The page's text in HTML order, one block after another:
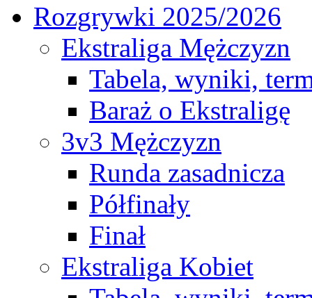
Rozgrywki 2025/2026
Ekstraliga Mężczyzn
Tabela, wyniki,
Baraż o Ekstraligę
3v3 Mężczyzn
Runda zasadnicza
Półfinały
Finał
Ekstraliga Kobiet